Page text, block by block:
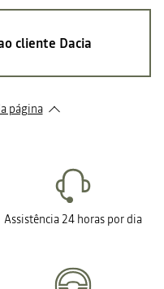
cliente Dacia
página
Assistência 24 horas por dia